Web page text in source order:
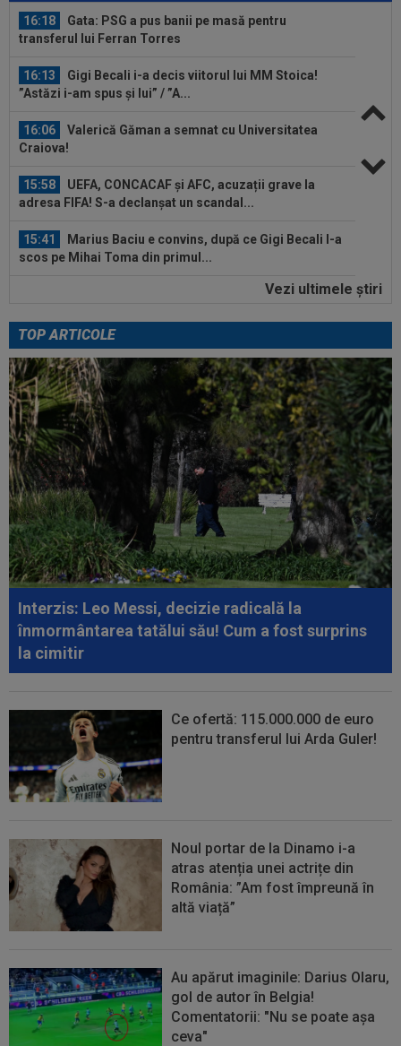
16:18
Gata: PSG a pus banii pe masă pentru
transferul lui Ferran Torres
16:13
Gigi Becali i-a decis viitorul lui MM Stoica!
”Astăzi i-am spus și lui” / ”A...
16:06
Valerică Găman a semnat cu Universitatea
Craiova!
15:58
UEFA, CONCACAF și AFC, acuzații grave la
adresa FIFA! S-a declanșat un scandal...
15:41
Marius Baciu e convins, după ce Gigi Becali l-a
scos pe Mihai Toma din primul...
MERCATO în Europa. Toate transferurile verii
16:23
Lovitură pentru Barcelona! S-a accidentat la
antrenamente și poate lipsi un an...
16:22 Surpriză! A cerut să plece de la CFR Cluj
16:18
Gata: PSG a pus banii pe masă pentru
transferul lui Ferran Torres
16:13
Gigi Becali i-a decis viitorul lui MM Stoica!
”Astăzi i-am spus și lui” / ”A...
16:06
Valerică Găman a semnat cu Universitatea
Craiova!
Vezi ultimele ştiri
TOP ARTICOLE
Interzis: Leo Messi, decizie radicală la
înmormântarea tatălui său! Cum a fost surprins
la cimitir
Ce ofertă: 115.000.000 de euro
pentru transferul lui Arda Guler!
Noul portar de la Dinamo i-a
atras atenția unei actrițe din
România: ”Am fost împreună în
altă viață”
Au apărut imaginile: Darius Olaru,
gol de autor în Belgia!
Comentatorii: "Nu se poate așa
ceva"